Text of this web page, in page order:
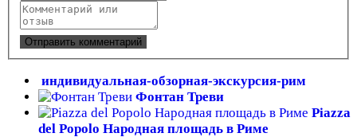
индивидуальная-обзорная-экскурсия-рим
Фонтан Треви
Piazza
del Popolo Народная площадь в Риме